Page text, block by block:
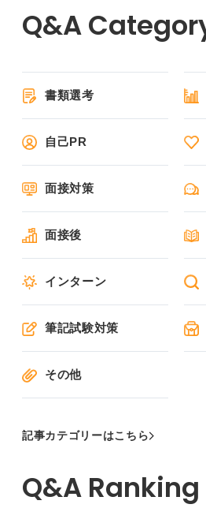
書類選考
自己PR
面接対策
面接後
インターン
筆記試験対策
その他
記事カテゴリーはこちら